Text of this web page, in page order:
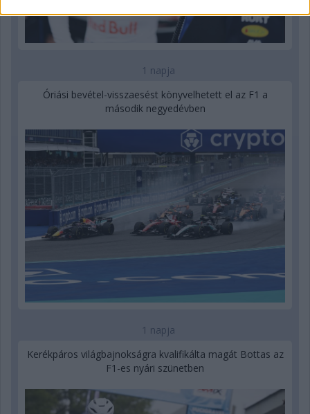
1 napja
Óriási bevétel-visszaesést könyvelhetett el az F1 a
második negyedévben
1 napja
Kerékpáros világbajnokságra kvalifikálta magát Bottas az
F1-es nyári szünetben